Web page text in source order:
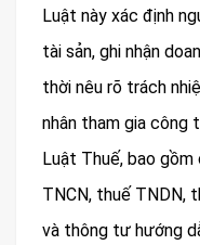
Luật này xác định
tài sản, ghi nhận
thời nêu rõ trách
nhân tham gia công
Luật Thuế, bao
TNCN, thuế TNDN,
và thông tư hướng